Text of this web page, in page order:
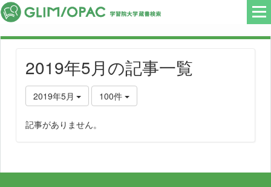
2019年5月の記事一覧
2019年5月 100件
記事がありません。